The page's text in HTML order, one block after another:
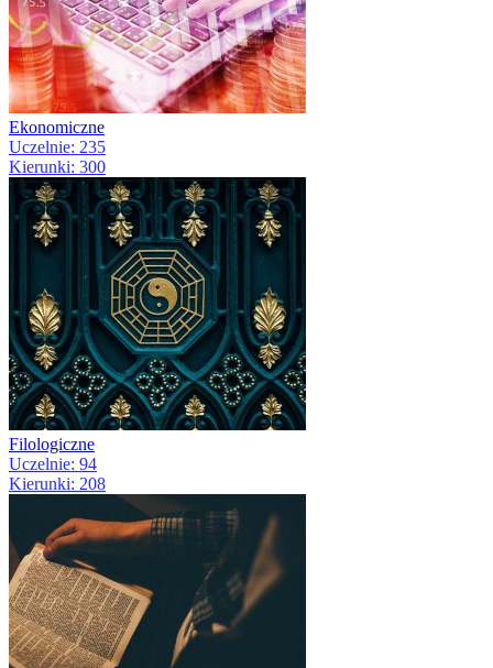
Ekonomiczne
Uczelnie: 235
Kierunki: 300
Filologiczne
Uczelnie: 94
Kierunki: 208